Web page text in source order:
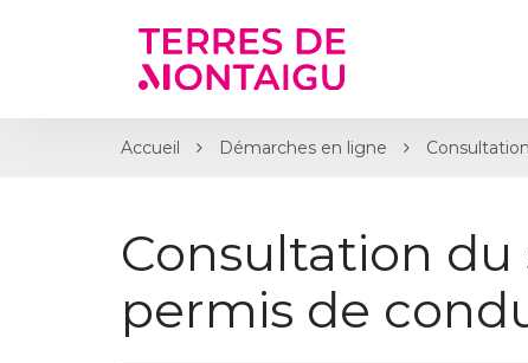
Accueil Démarches en ligne
Consultation
permis de